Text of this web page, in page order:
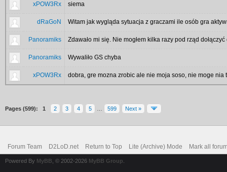
xPOW3Rx siema
dRaGoN Witam jak wygląda sytuacja z graczami ile osób gra
Panoramiks Zdawało mi się. Nie mogłem kilka razy pod rząd dołączyć
Panoramiks Wywaliło GS chyba
xPOW3Rx dobra, gre mozna zrobic ale nie moja soso, nie moge nia
Pages (599): 1 2 3 4 5 599 Next »
Forum Team D2LoD.net Return to Top Lite (Archive) Mode Mark all
Powered By MyBB , © 2002-2026 MyBB Group